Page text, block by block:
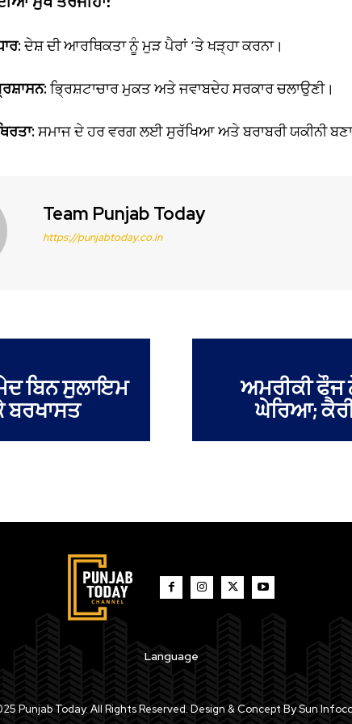
ਦੇਸ਼ ਦੀ ਆਰਥਿਕਤਾ ਨੂੰ ਮੁੜ ਪੈਰਾਂ ‘ਤੇ ਖੜ੍ਹਾ ਕਰਨਾ।
ਭ੍ਰਿਸ਼ਟਾਚਾਰ ਮੁਕਤ ਅਤੇ ਜਵਾਬਦੇਹ ਸਰਕਾਰ ਚਲਾਉਣੀ।
ਸਮਾਜ ਦੇ ਹਰ ਵਰਗ ਲਈ ਸੁਰੱਖਿਆ ਅਤੇ ਬਰਾਬਰੀ ਯਕੀਨੀ
Team Punjab Today
https://punjabtoday.co.in
ਬਿਨ ਸੁਲਾਇਮ
ਬਰਖਾਸਤ
ਅਮਰੀਕੀ ਫੌਜ
ਘੇਰਿਆ;
Language
Punjab Today. All Rights Reserved. Design & Concept By Sun